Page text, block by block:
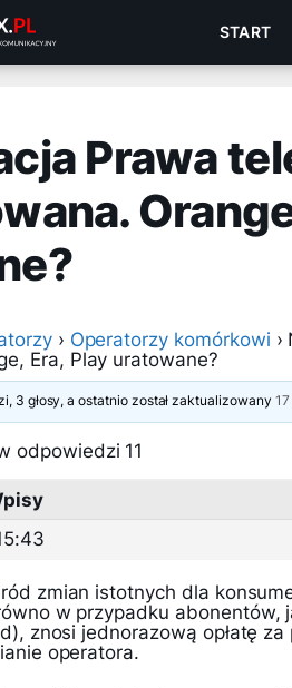
START
Prawa
› Operatorzy komórkowi ›
Era, Play uratowane?
3 głosy, a ostatnio został zaktualizowany
odpowiedzi 11
zmian istotnych dla
w przypadku
znosi jednorazową opłatę
operatora.